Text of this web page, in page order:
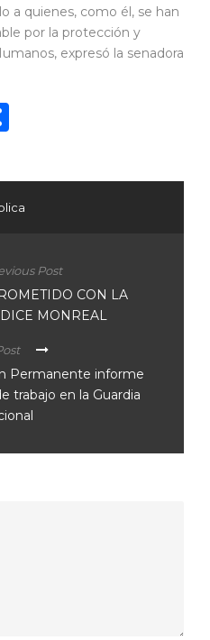
a quienes, como él, se han
por la protección y
expresó la senadora
Post
CON LA
MONREAL
Permanente informe
trabajo en la Guardia